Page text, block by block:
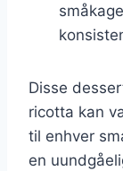
Disse
ricotta kan
til enhver
en